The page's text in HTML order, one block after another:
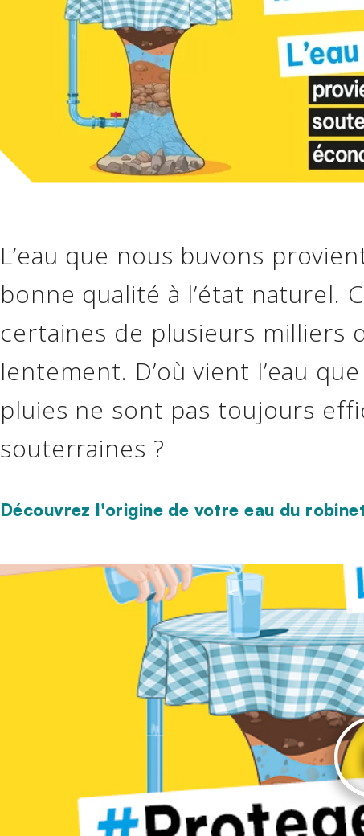
L’eau que nous buvons
bonne qualité à l’état naturel.
certaines de plusieurs milliers
lentement. D’où vient l’eau
pluies ne sont pas toujours
souterraines ?
Texte
Découvrez l'origine de votre eau du